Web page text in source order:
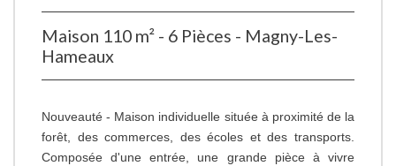
Maison 110 m² - 6 Pièces - Magny-Les-
Hameaux
Nouveauté - Maison individuelle située à proximité de la
forêt, des commerces, des écoles et des transports.
Composée d'une entrée, une grande pièce à vivre